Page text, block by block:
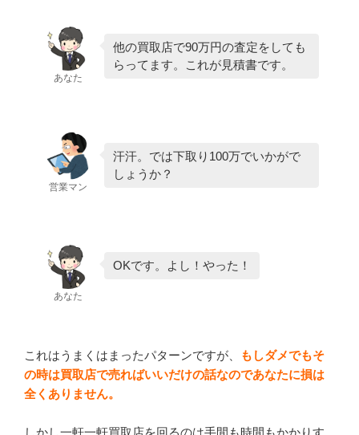
あなた
他の買取店で90万円の査定をしても
らってます。これが見積書です。
営業マン
汗汗。では下取り100万でいかがで
しょうか？
あなた
OKです。よし！やった！
これはうまくはまったパターンですが、
もしダメでもそ
の時は買取店で売ればいいだけの話なのであなたに損は
全くありません。
しかし一軒一軒買取店を回るのは手間も時間もかかりす